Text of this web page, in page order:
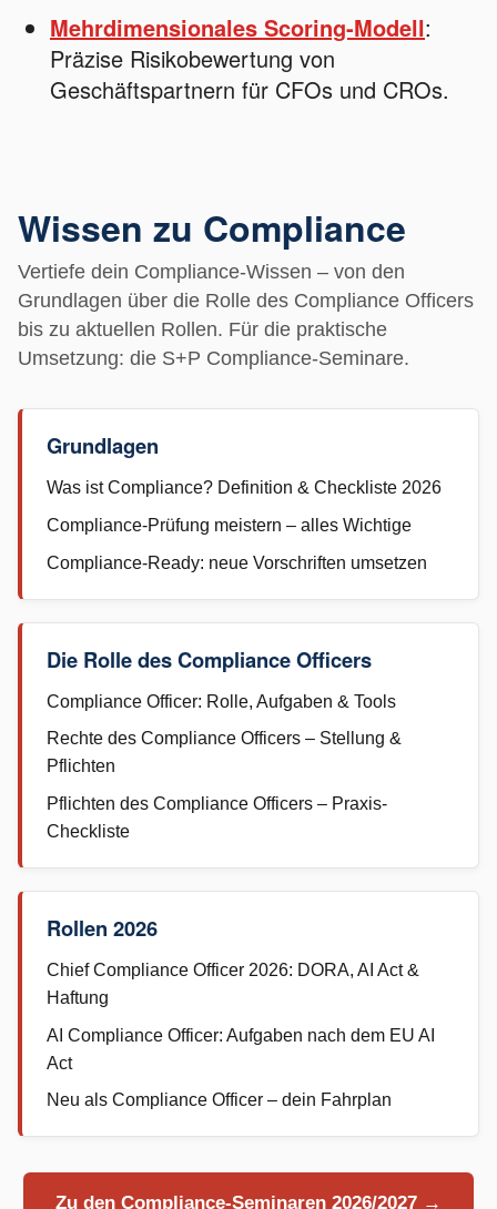
Mehrdimensionales Scoring-Modell:
Präzise Risikobewertung von
Geschäftspartnern für CFOs und CROs.
Wissen zu Compliance
Vertiefe dein Compliance-Wissen – von den
Grundlagen über die Rolle des Compliance Officers
bis zu aktuellen Rollen. Für die praktische
Umsetzung: die S+P Compliance-Seminare.
Grundlagen
Was ist Compliance? Definition & Checkliste 2026
Compliance-Prüfung meistern – alles Wichtige
Compliance-Ready: neue Vorschriften umsetzen
Die Rolle des Compliance Officers
Compliance Officer: Rolle, Aufgaben & Tools
Rechte des Compliance Officers – Stellung &
Pflichten
Pflichten des Compliance Officers – Praxis-
Checkliste
Rollen 2026
Chief Compliance Officer 2026: DORA, AI Act &
Haftung
AI Compliance Officer: Aufgaben nach dem EU AI
Act
Neu als Compliance Officer – dein Fahrplan
Zu den Compliance-Seminaren 2026/2027 →